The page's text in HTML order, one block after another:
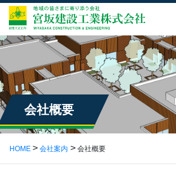
会社概要
HOME 会社案内 会社概要